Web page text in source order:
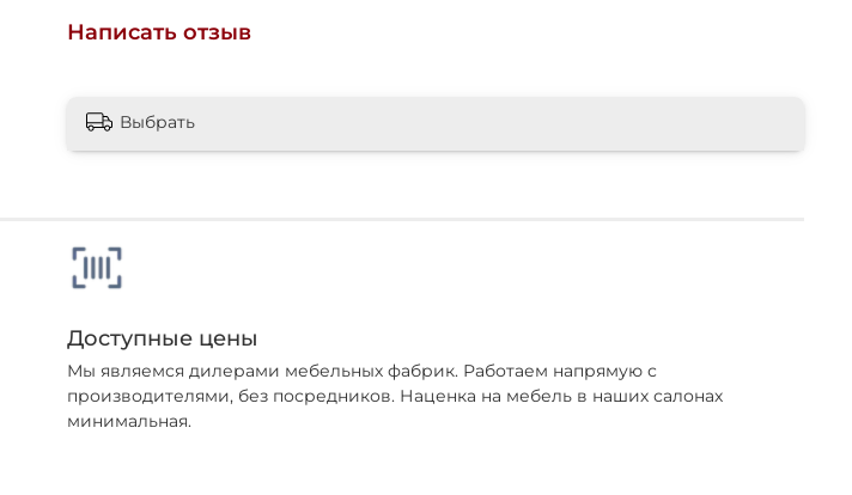
Написать отзыв
Выбрать
Доступные цены
Мы являемся дилерами мебельных фабрик. Работаем напрямую с
производителями, без посредников. Наценка на мебель в наших салонах
минимальная.
раз в 2 недели
plait.ru